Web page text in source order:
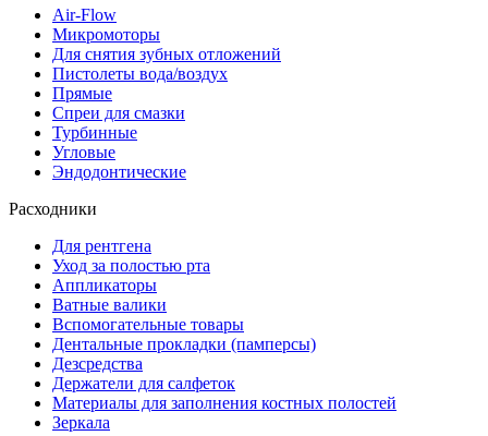
Air-Flow
Микромоторы
Для снятия зубных отложений
Пистолеты вода/воздух
Прямые
Спреи для смазки
Турбинные
Угловые
Эндодонтические
Расходники
Для рентгена
Уход за полостью рта
Аппликаторы
Ватные валики
Вспомогательные товары
Дентальные прокладки (памперсы)
Дезсредства
Держатели для салфеток
Материалы для заполнения костных полостей
Зеркала